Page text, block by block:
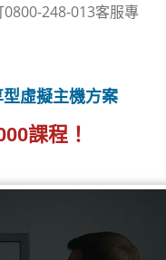
0800-248-013客服專
虛擬主機方案
課程！